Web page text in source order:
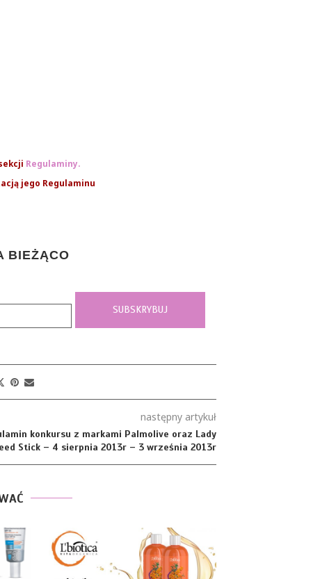
Regulaminy.
jego Regulaminu
BIEŻĄCO
następny artykuł
konkursu z markami Palmolive oraz Lady
Stick – 4 sierpnia 2013r – 3 września 2013r